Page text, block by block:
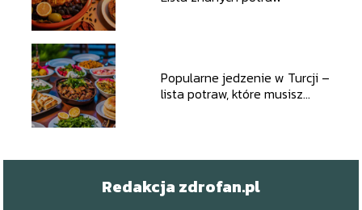
Popularne jedzenie w Turcji –
lista potraw, które musisz
Redakcja zdrofan.pl